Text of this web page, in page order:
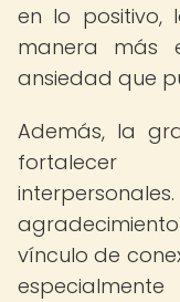
en lo positivo,
manera más
ansiedad que
Además, la
fortalecer
vínculo de